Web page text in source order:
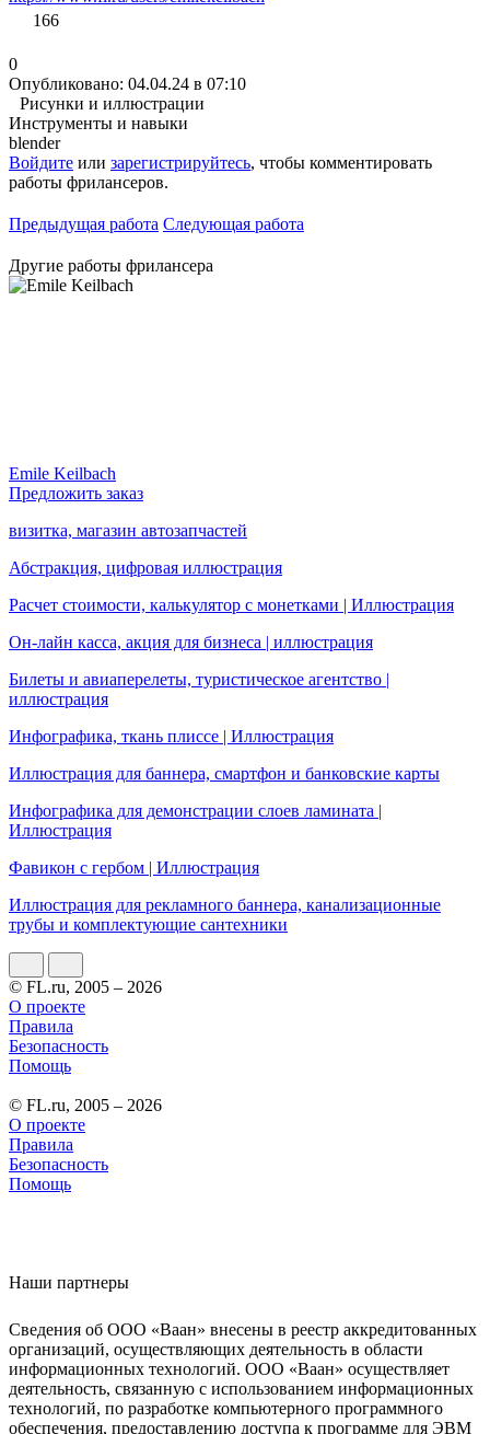
166
0
Опубликовано: 04.04.24 в 07:10
Рисунки и иллюстрации
Инструменты и навыки
blender
Войдите или зарегистрируйтесь, чтобы комментировать
работы фрилансеров.
Предыдущая работа Следующая работа
Другие работы фрилансера
Emile Keilbach
Предложить заказ
визитка, магазин автозапчастей
Абстракция, цифровая иллюстрация
Расчет стоимости, калькулятор с монетками | Иллюстрация
Он-лайн касса, акция для бизнеса | иллюстрация
Билеты и авиаперелеты, туристическое агентство |
иллюстрация
Инфографика, ткань плиссе | Иллюстрация
Иллюстрация для баннера, смартфон и банковские карты
Инфографика для демонстрации слоев ламината |
Иллюстрация
Фавикон с гербом | Иллюстрация
Иллюстрация для рекламного баннера, канализационные
трубы и комплектующие сантехники
© FL.ru, 2005 – 2026
О проекте
Правила
Безопасность
Помощь
© FL.ru, 2005 – 2026
О проекте
Правила
Безопасность
Помощь
Наши партнеры
Сведения об ООО «Ваан» внесены в реестр аккредитованных
организаций, осуществляющих деятельность в области
информационных технологий. ООО «Ваан» осуществляет
деятельность, связанную с использованием информационных
технологий, по разработке компьютерного программного
обеспечения, предоставлению доступа к программе для ЭВМ